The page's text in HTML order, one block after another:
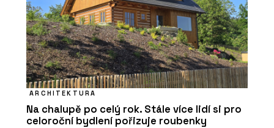
ARCHITEKTURA
Na chalupě po celý rok. Stále více lidí si pro
celoroční bydlení pořizuje roubenky